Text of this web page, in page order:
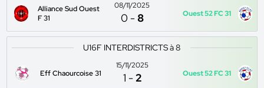
Alliance Sud Ouest
F 31
08/11/2025
0 -8 Ouest 52 FC 31
U16F INTERDISTRICTS à 8
Eff Chaourcoise 31
15/11/2025
1 -2 Ouest 52 FC 31